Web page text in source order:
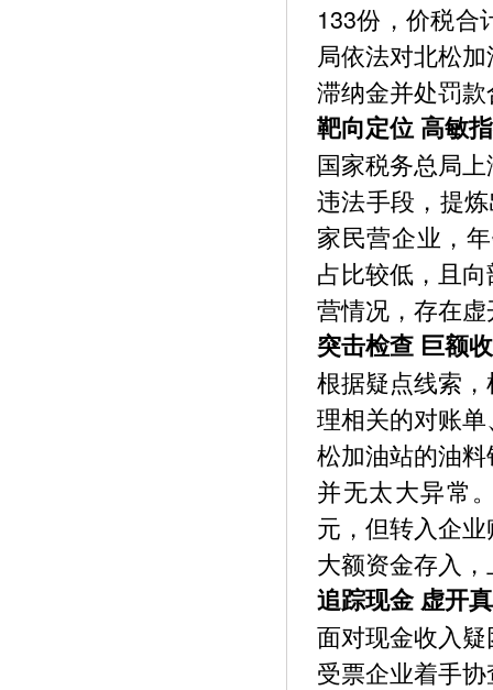
133份，价税合
局依法对北松
滞纳金并处罚
靶向定位 高敏
国家税务总局
违法手段，提
家民营企业，
占比较低，且
营情况，存在
突击检查 巨额
根据疑点线索
理相关的对账
松加油站的油
并无太大异常
元，但转入企
大额资金存入
追踪现金 虚开
面对现金收入
受票企业着手